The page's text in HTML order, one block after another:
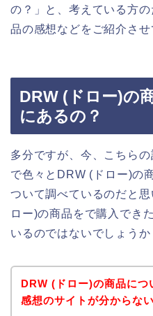
の？」と、考えている方
品の感想などをご紹介さ
DRW (ドロー)の
にあるの？
多分ですが、今、こちら
で色々とDRW (ドロー)の
ついて調べているのだと
ロー)の商品をで購入でき
いるのではないでしょうか
DRW (ドロー)の商品につ
感想のサイトが分からない